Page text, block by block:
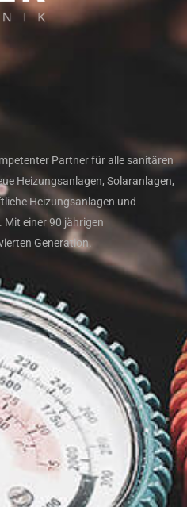
Partner für alle sanitären
Heizungsanlagen, Solaranlagen,
Heizungsanlagen und
Mit einer 90 jährigen
Generation.